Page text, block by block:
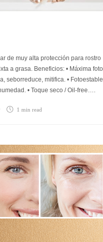
de muy alta protección para rostro
a grasa. Beneficios: • Máxima foto
seborreduce, mitifica. •
• Toque seco / Oil-free….
1 min read